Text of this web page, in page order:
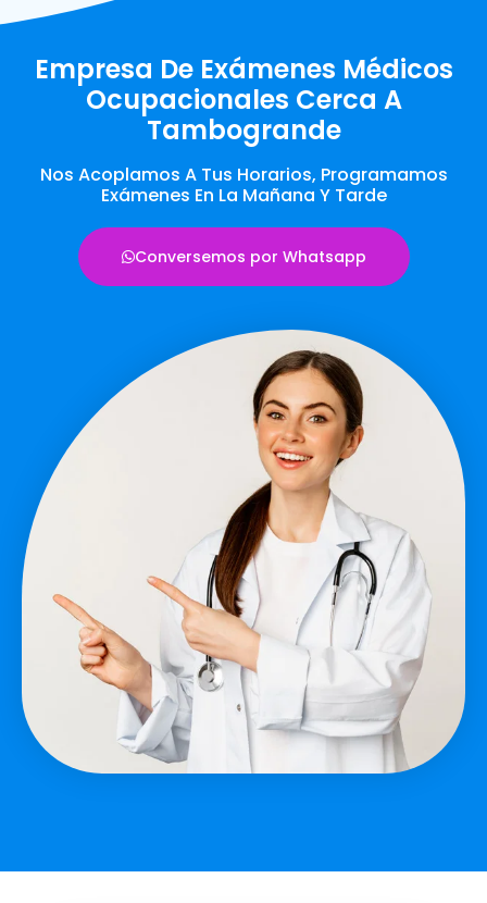
Empresa De Exámenes Médicos
Ocupacionales Cerca A
Tambogrande
Nos Acoplamos A Tus Horarios, Programamos
Exámenes En La Mañana Y Tarde
Conversemos por Whatsapp